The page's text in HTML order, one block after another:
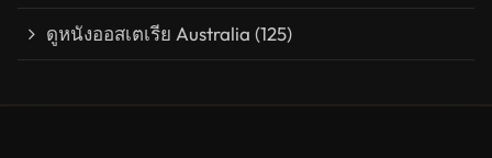
ดูหนังออสเตเรีย Australia (125)